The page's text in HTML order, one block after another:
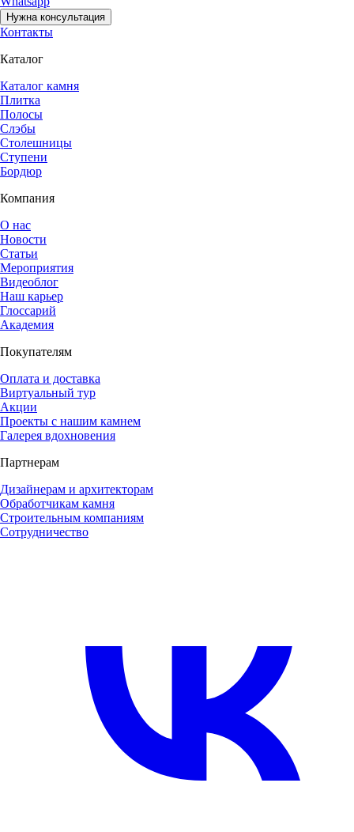
Нужна консультация
Контакты
Каталог
Каталог камня
Плитка
Полосы
Слэбы
Столешницы
Ступени
Бордюр
Компания
О нас
Новости
Статьи
Мероприятия
Видеоблог
Наш карьер
Глоссарий
Академия
Покупателям
Оплата и доставка
Виртуальный тур
Акции
Проекты с нашим камнем
Галерея вдохновения
Партнерам
Дизайнерам и архитекторам
Обработчикам камня
Строительным компаниям
Сотрудничество